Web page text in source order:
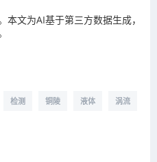
文为AI基于第三方数据生成，
检测 铜陵 液体 涡流